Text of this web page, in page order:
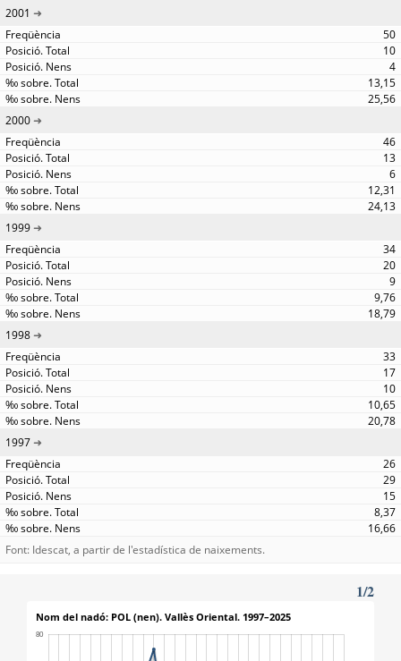
2001
50
10
4
13,15
25,56
2000
46
13
6
12,31
24,13
1999
34
20
9
9,76
18,79
1998
33
17
10
10,65
20,78
1997
26
29
15
8,37
16,66
Font: Idescat, a partir de l'estadística de naixements.